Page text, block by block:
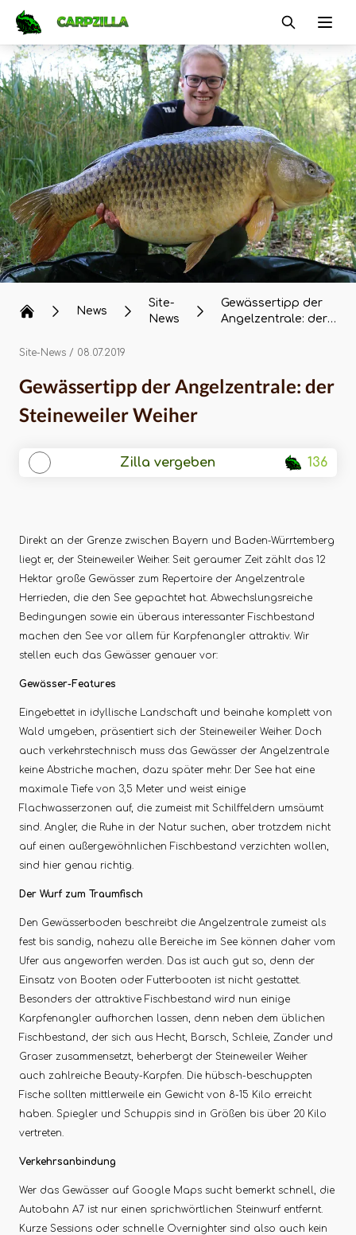
Carpzilla
News
Site-
News
Gewässertipp der
Angelzentrale: der
Site-News / 08.07.2019
Gewässertipp der Angelzentrale: der
Steineweiler Weiher
Zilla vergeben 136
Direkt an der Grenze zwischen Bayern und Baden-Würrtemberg
liegt er, der Steineweiler Weiher. Seit geraumer Zeit zählt das 12
Hektar große Gewässer zum Repertoire der Angelzentrale
Herrieden, die den See gepachtet hat. Abwechslungsreiche
Bedingungen sowie ein überaus interessanter Fischbestand
machen den See vor allem für Karpfenangler attraktiv. Wir
stellen euch das Gewässer genauer vor:
Gewässer-Features
Eingebettet in idyllische Landschaft und beinahe komplett von
Wald umgeben, präsentiert sich der Steineweiler Weiher. Doch
auch verkehrstechnisch muss das Gewässer der Angelzentrale
keine Abstriche machen, dazu später mehr. Der See hat eine
maximale Tiefe von 3,5 Meter und weist einige
Flachwasserzonen auf, die zumeist mit Schilffeldern umsäumt
sind. Angler, die Ruhe in der Natur suchen, aber trotzdem nicht
auf einen außergewöhnlichen Fischbestand verzichten wollen,
sind hier genau richtig.
Der Wurf zum Traumfisch
Den Gewässerboden beschreibt die Angelzentrale zumeist als
fest bis sandig, nahezu alle Bereiche im See können daher vom
Ufer aus angeworfen werden. Das ist auch gut so, denn der
Einsatz von Booten oder Futterbooten ist nicht gestattet.
Besonders der attraktive Fischbestand wird nun einige
Karpfenangler aufhorchen lassen, denn neben dem üblichen
Fischbestand, der sich aus Hecht, Barsch, Schleie, Zander und
Graser zusammensetzt, beherbergt der Steineweiler Weiher
auch zahlreiche Beauty-Karpfen. Die hübsch-beschuppten
Fische sollten mittlerweile ein Gewicht von 8-15 Kilo erreicht
haben. Spiegler und Schuppis sind in Größen bis über 20 Kilo
vertreten.
Verkehrsanbindung
Wer das Gewässer auf Google Maps sucht bemerkt schnell, die
Autobahn A7 ist nur einen sprichwörtlichen Steinwurf entfernt.
Kurze Sessions oder schnelle Overnighter sind also auch kein